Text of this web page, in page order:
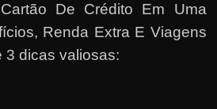
De Crédito Em Uma
Renda Extra E Viagens
3 dicas valiosas: